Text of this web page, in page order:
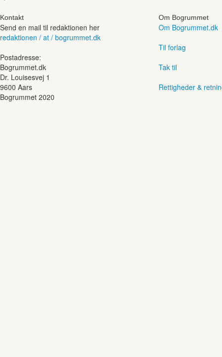
Kontakt
Send en mail til redaktionen her
redaktionen / at / bogrummet.dk
Postadresse:
Bogrummet.dk
Dr. Louisesvej 1
9600 Aars
Om Bogrummet
Om Bogrummet.dk
Til forlag
Tak til
Rettigheder &
Bogrummet 2020